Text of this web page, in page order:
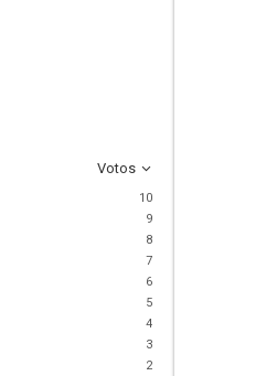
Votos
10
9
8
7
6
5
4
3
2